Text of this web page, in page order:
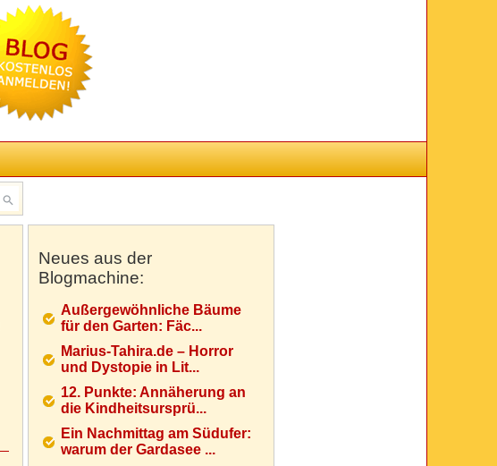
Neues aus der
Blogmachine:
Außergewöhnliche Bäume
für den Garten: Fäc...
Marius-Tahira.de – Horror
und Dystopie in Lit...
12. Punkte: Annäherung an
die Kindheitsursprü...
Ein Nachmittag am Südufer:
warum der Gardasee ...